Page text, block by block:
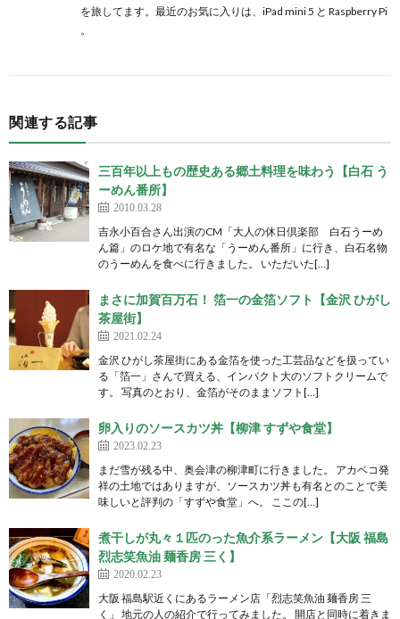
を旅してます。最近のお気に入りは、iPad mini 5 と Raspberry Pi
。
関連する記事
三百年以上もの歴史ある郷土料理を味わう【白石 う
ーめん番所】
2010.03.28
吉永小百合さん出演のCM「大人の休日倶楽部 白石うーめ
ん篇」のロケ地で有名な「うーめん番所」に行き、白石名物
のうーめんを食べに行きました。 いただいた[…]
まさに加賀百万石！ 箔一の金箔ソフト【金沢 ひがし
茶屋街】
2021.02.24
金沢 ひがし茶屋街にある金箔を使った工芸品などを扱ってい
る「箔一」さんで買える、インパクト大のソフトクリームで
す。 写真のとおり、金箔がそのままソフト[…]
卵入りのソースカツ丼【柳津 すずや食堂】
2023.02.23
まだ雪が残る中、奥会津の柳津町に行きました。 アカベコ発
祥の土地ではありますが、ソースカツ丼も有名とのことで美
味しいと評判の「すずや食堂」へ。 ここの[…]
煮干しが丸々１匹のった魚介系ラーメン【大阪 福島
烈志笑魚油 麺香房 三く】
2020.02.23
大阪 福島駅近くにあるラーメン店「烈志笑魚油 麺香房 三
く」 地元の人の紹介で行ってみました。 開店と同時に着きま